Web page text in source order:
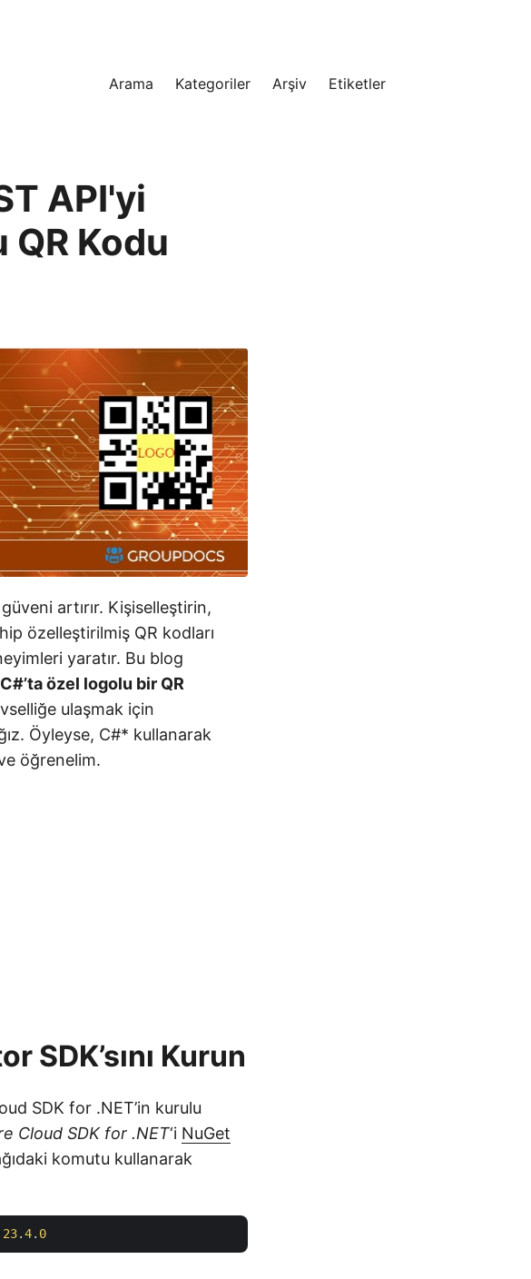
Arama Kategoriler Arşiv Etiketler
API'yi
Kodu
artırır. Kişiselleştirin,
özelleştirilmiş QR kodları
yaratır. Bu blog
özel logolu bir QR
ulaşmak için
Öyleyse, C#* kullanarak
öğrenelim.
SDK’sını Kurun
SDK for .NET’in kurulu
Cloud SDK for .NET‘i NuGet
komutu kullanarak
23.4. 0